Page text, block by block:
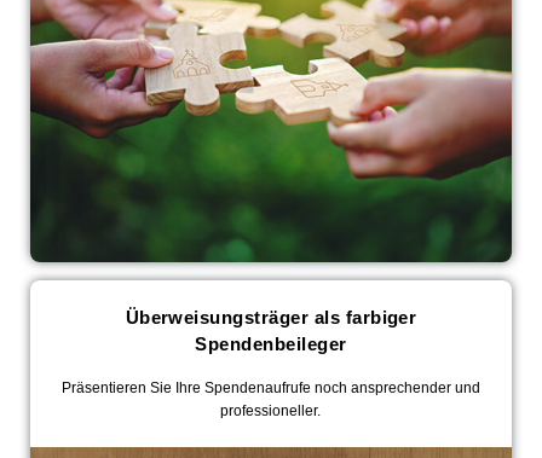
Überweisungsträger als farbiger
Spendenbeileger
Präsentieren Sie Ihre Spendenaufrufe noch ansprechender und
professioneller.